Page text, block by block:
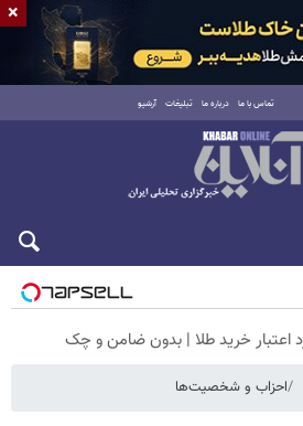
تماس با ما درباره ما تبلیغات آرشیو
احزاب و شخصیت‌ها
×